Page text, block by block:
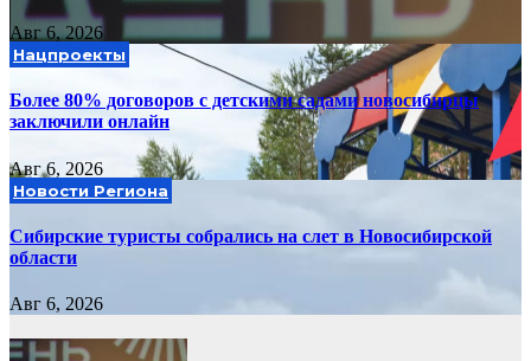
Авг 6, 2026
Нацпроекты
Более 80% договоров с детскими садами новосибирцы
заключили онлайн
Авг 6, 2026
Новости Региона
Сибирские туристы собрались на слет в Новосибирской
области
Авг 6, 2026